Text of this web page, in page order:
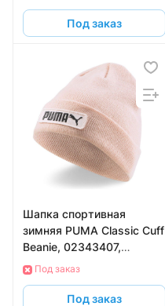
Под заказ
Шапка спортивная
зимняя PUMA Classic Cuff
Beanie, 02343407,
розовый
Под заказ
Под заказ